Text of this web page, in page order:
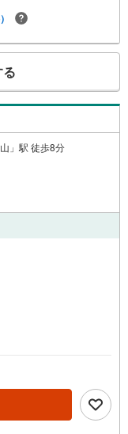
」駅 徒歩8分